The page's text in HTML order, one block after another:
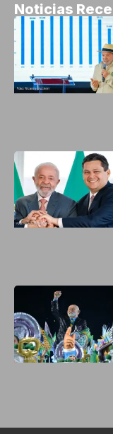
Noticias